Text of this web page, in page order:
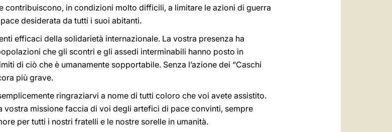
contribuiscono, in condizioni molto difficili, a limitare le azioni di guerra
desiderata da tutti i suoi abitanti.
efficaci della solidarietà internazionale. La vostra presenza ha
che gli scontri e gli assedi interminabili hanno posto in
di ciò che è umanamente sopportabile. Senza l’azione dei “Caschi
più grave.
ringraziarvi a nome di tutti coloro che voi avete assistito.
missione faccia di voi degli artefici di pace convinti, sempre
per tutti i nostri fratelli e le nostre sorelle in umanità.